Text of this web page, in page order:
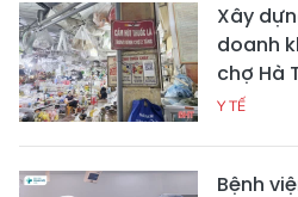
Xây
doanh
chợ Hà
Y TẾ
Bệnh